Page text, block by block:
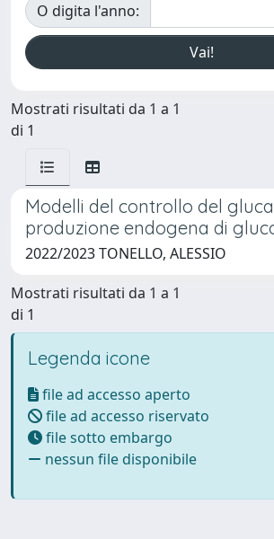
O digita l'anno:
Mostrati risultati da 1 a 1
di 1
Modelli del controllo del
produzione endogena di
2022/2023 TONELLO, ALESSIO
Mostrati risultati da 1 a 1
di 1
Legenda icone
file ad accesso aperto
file ad accesso riservato
file sotto embargo
nessun file disponibile